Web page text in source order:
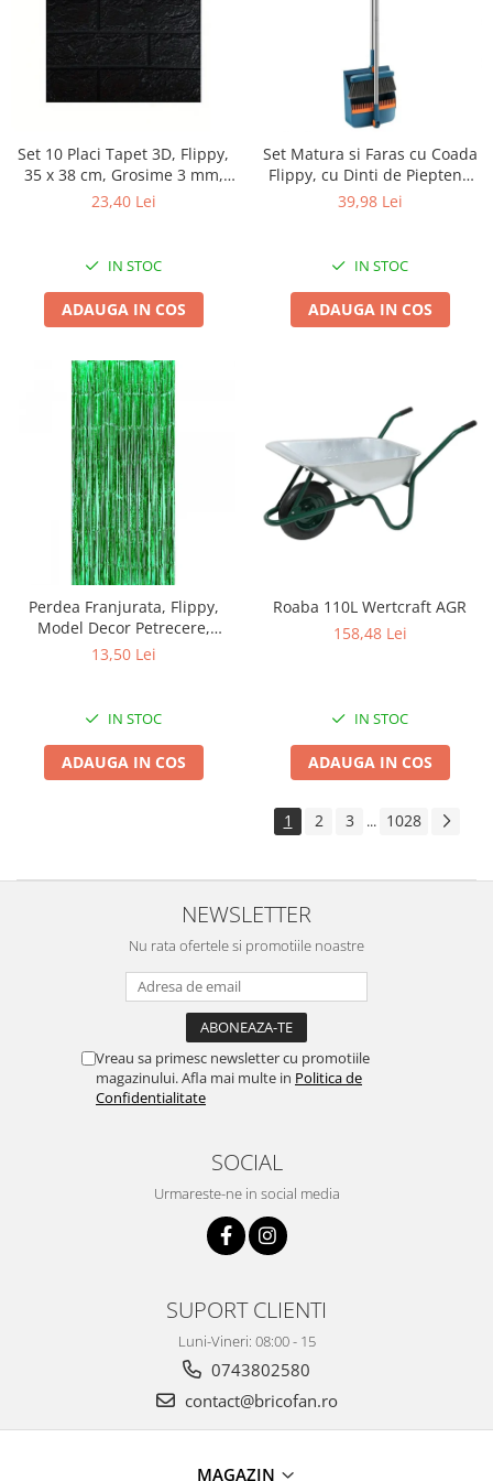
Masini tocat carne electrice
Mixere
Oale si Cratite
Palnii
Storcatoare
Anvelope auto
Clesti auto
Compresoare auto si pompe
Intretinere interior/exterior
Modulatoare FM
Perii de zapada si raclete
Pompe de transfer
Decoratiuni, ornamente si articole
Beteala si ghirlande Craciun
Brazi de Craciun
Costume Craciun
Decoratiuni luminoase exterioare &
Figurine si decoratiuni Craciun
Furtun - Tub - rola craciun
Instalatii Craciun 220V
Instalatii cu baterii
Instalatii de Craciun
Instalatii liniare si role de furtun
Instalatii liniare/sir
Instalatii perdea
Instalatii turturi-franjuri
Turturi/Franjuri 220V
Diverse pentru casa si camping
Balamale si zavoare
Broaste si clante
Set 10 Placi Tapet 3D, Flippy,
35 x 38 cm, Grosime 3 mm,
din Polietilena, Model
23,40 Lei
IN STOC
ADAUGA IN COS
Set Matura si Faras cu Coada
Flippy, cu Dinti de Pieptene
pentru Curatare Matura,
albastru
39,98 Lei
IN STOC
ADAUGA IN COS
Perdea Franjurata, Flippy,
Model Decor Petrecere,
pentru Fundal de Poze,
100x200 cm, Verde
13,50 Lei
IN STOC
ADAUGA IN COS
Roaba 110L Wertcraft AGR
158,48 Lei
IN STOC
ADAUGA IN COS
1 2 3 ... 1028
NEWSLETTER
Nu rata ofertele si promotiile noastre
Vreau sa primesc newsletter cu promotiile
magazinului. Afla mai multe in Politica de
Confidentialitate
SOCIAL
Urmareste-ne in social media
SUPORT CLIENTI
Luni-Vineri: 08:00 - 15
0743802580
contact@bricofan.ro
MAGAZIN